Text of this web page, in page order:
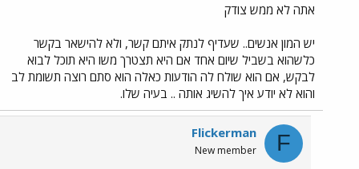
אתה לא ממש צודק
יש המון אנשים.. שעדיף לנתק איתם קשר, ולא להישאר בקשר
כלשהוא בשביל שיום אחד אם היא תצטרך משו היא תוכל לבוא
לבקש, אם הוא שולח לה הודעות כאלה הוא סתם רוצה תשומת לב
והוא לא יודע איך להשיג אותה .. בעיה שלו.
F
Flickerman
New member